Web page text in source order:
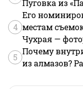
Пуговка из
4
Его
местам
Чухрая —
5
Почему
из алмазов?